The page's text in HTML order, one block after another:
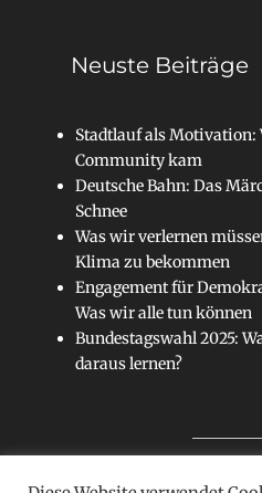
Neuste Beiträge
Stadtlauf als Motivation:
Community kam
Deutsche Bahn: Das
Schnee
Was wir verlernen
Klima zu bekommen
Engagement für
Was wir alle tun können
Bundestagswahl 2025:
daraus lernen?